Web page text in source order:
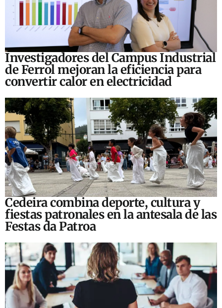
Investigadores del Campus Industrial
de Ferrol mejoran la eficiencia para
convertir calor en electricidad
Cedeira combina deporte, cultura y
fiestas patronales en la antesala de las
Festas da Patroa